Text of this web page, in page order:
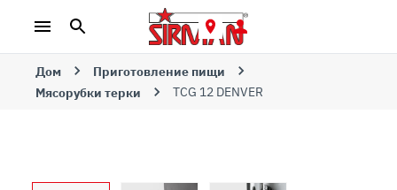
Дом
Приготовление пищи
Мясорубки терки
TCG 12 DENVER